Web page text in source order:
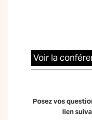
Voir la
Posez vos
lien